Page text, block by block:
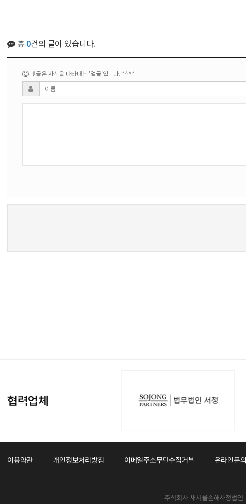
총 0건의 글이 있습니다.
댓글은 자신을 나타내는 '얼굴'입니다. *^^*
협력업체
이용약관 개인정보처리방침 이메일주소무단수집거부 온라인문의
주식회사 새서울손해사정법인